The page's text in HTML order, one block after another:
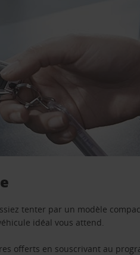
tenter par un modèle
idéal vous attend.
offerts en souscrivant au